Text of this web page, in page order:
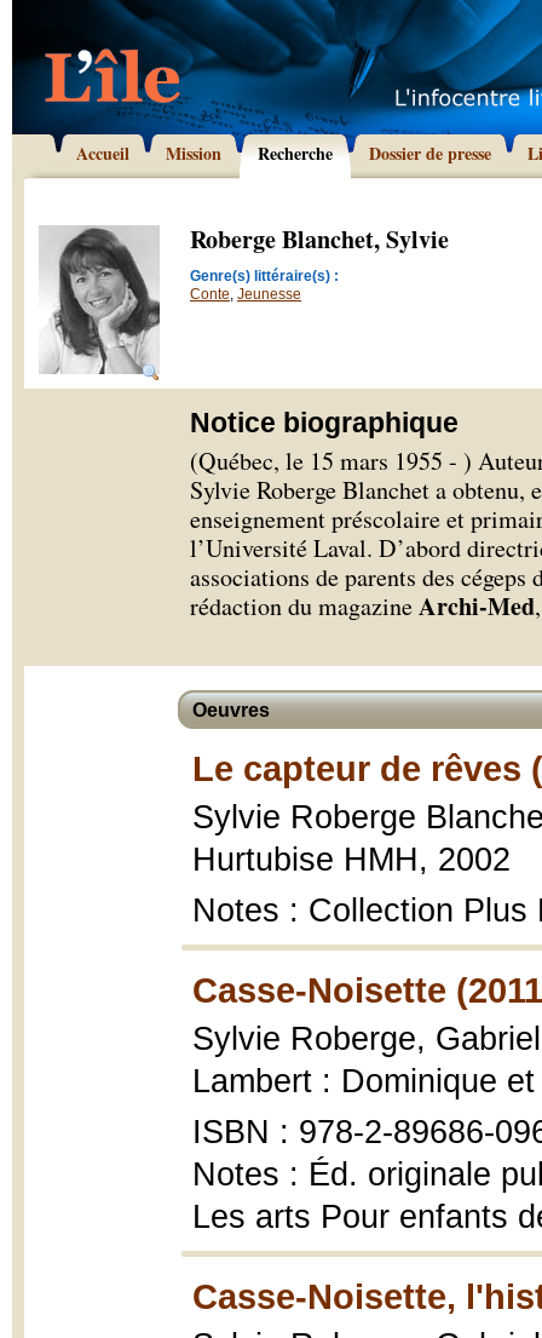
Accueil Mission Recherche Dossier de presse
Roberge Blanchet, Sylvie
Genre(s) littéraire(s) :
Conte, Jeunesse
Notice biographique
(Québec, le 15 mars 1955 - )
Sylvie Roberge Blanchet a obtenu,
enseignement préscolaire et
l’Université Laval. D’abord
associations de parents des
rédaction du magazineArchi-Med
Oeuvres
Le capteur de rêves
Sylvie Roberge
Hurtubise HMH, 2002
Notes : Collection Plus
Casse-Noisette
Sylvie Roberge,
Lambert : Dominique
ISBN : 978-2-89686-
Notes : Éd. originale
Les arts Pour enfants
Casse-Noisette,